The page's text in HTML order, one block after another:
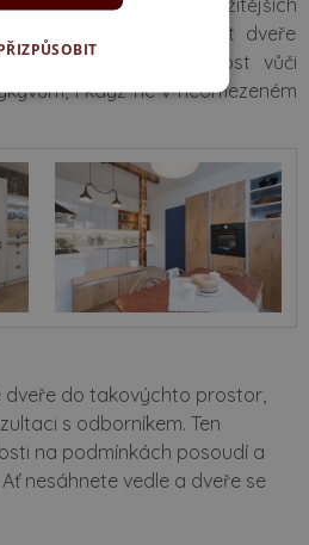
doporučujeme zvolit dveře
zajišťuje nižší vnímavost vůči
i když ne v neomezeném
dveře do takovýchto prostor,
s odborníkem. Ten
na podmínkách posoudí a
nesáhnete vedle a dveře se